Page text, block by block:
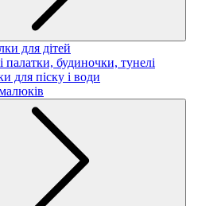
для дітей
палатки, будиночки, тунелі
для піску і води